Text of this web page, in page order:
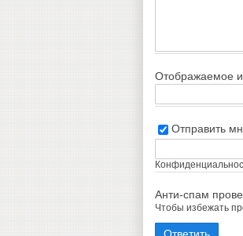
Отображаемое
Отправить
Анти-спам
Чтобы избежать